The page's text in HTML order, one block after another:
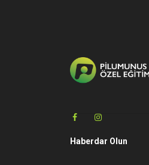
Haberdar Olun